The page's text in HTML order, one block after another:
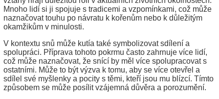
Mnoho lidí si ji spojuje s tradicemi a vzpomínkami, což může
naznačovat touhu po návratu k kořenům nebo k důležitým
okamžikům v minulosti.
V kontextu snů může kutía také symbolizovat sdílení a
spolupráci. Příprava tohoto pokrmu často zahrnuje více lidí,
což může naznačovat, že snící by měl více spolupracovat s
ostatními. Může to být výzva k tomu, aby se více otevřel a
sdílel své myšlenky a pocity s těmi, kteří jsou mu blízcí. Tímto
způsobem se může posílit vzájemná důvěra a porozumění.